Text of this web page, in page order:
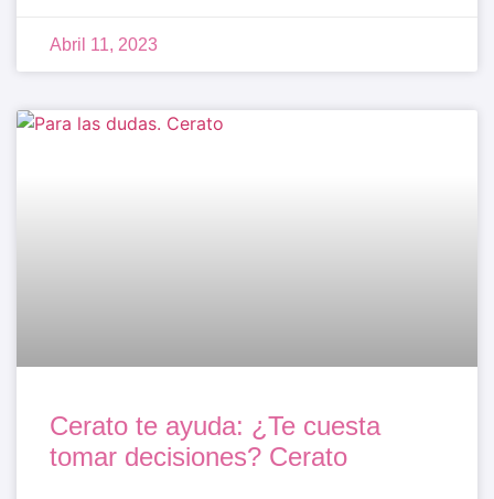
Abril 11, 2023
Cerato te ayuda: ¿Te cuesta
tomar decisiones? Cerato